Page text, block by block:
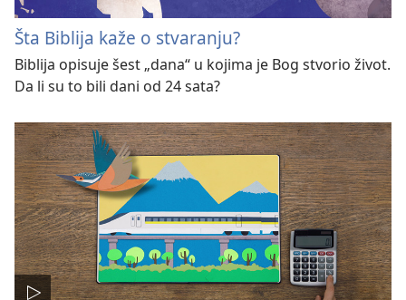
Šta Biblija kaže o stvaranju?
Biblija opisuje šest „dana“ u kojima je Bog stvorio život.
Da li su to bili dani od 24 sata?